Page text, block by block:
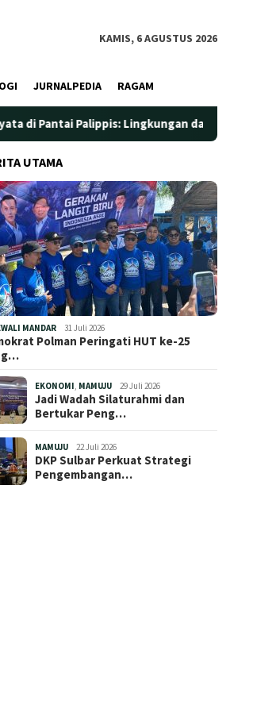
KAMIS, 6 AGUSTUS 2026
JURNALPEDIA RAGAM
Lingkungan dan Kesehatan Jadi
UTAMA
MANDAR 31 Juli 2026
Polman Peringati HUT ke-25
EKONOMI MAMUJU 29 Juli 2026
Jadi Wadah Silaturahmi dan
Bertukar Peng…
MAMUJU 22 Juli 2026
DKP Sulbar Perkuat Strategi
Pengembangan…